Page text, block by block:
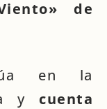
de
en la
y cuenta